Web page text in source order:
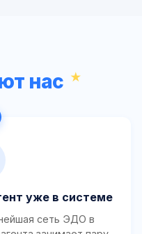
нас
уже в системе
сеть ЭДО в